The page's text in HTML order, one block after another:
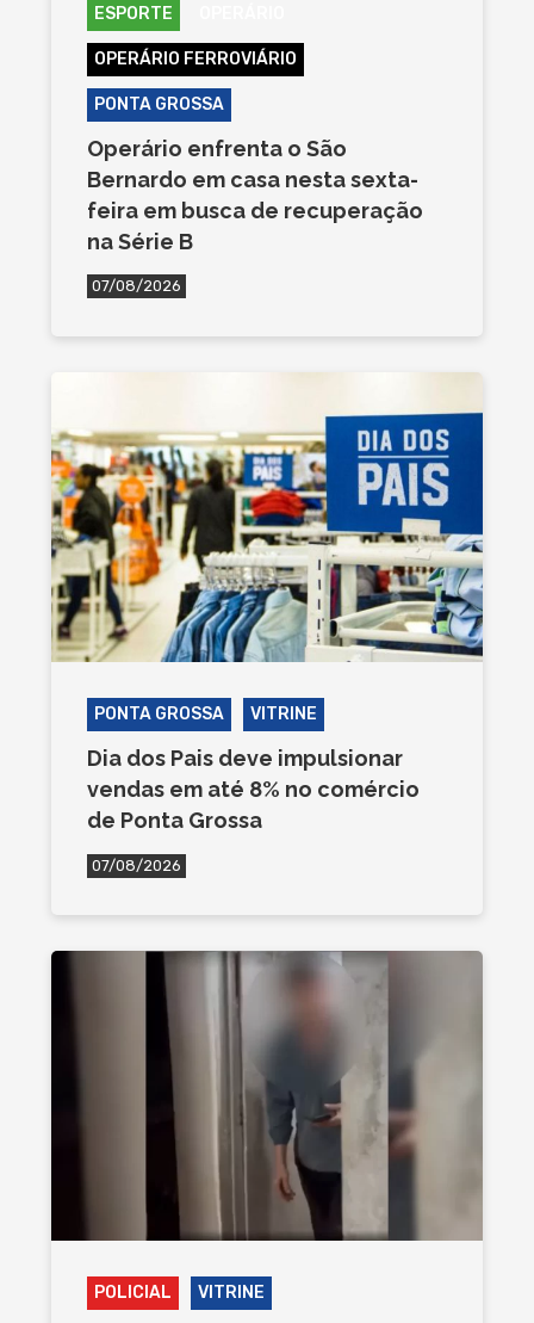
ESPORTE
OPERÁRIO FERROVIÁRIO
PONTA GROSSA
Operário enfrenta o São
Bernardo em casa nesta sexta-
feira em busca de recuperação
na Série B
07/08/2026
PONTA GROSSA VITRINE
Dia dos Pais deve impulsionar
vendas em até 8% no comércio
de Ponta Grossa
07/08/2026
POLICIAL VITRINE